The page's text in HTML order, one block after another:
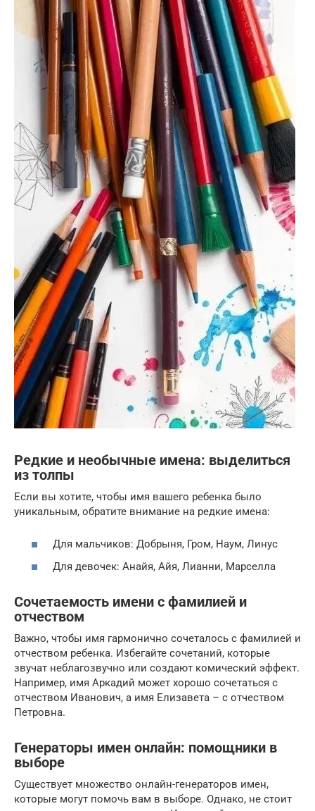
Редкие и необычные имена: выделиться
из толпы
Если вы хотите, чтобы имя вашего ребенка было
уникальным, обратите внимание на редкие имена:
Для мальчиков: Добрыня, Гром, Наум, Линус
Для девочек: Анайя, Айя, Лианни, Марселла
Сочетаемость имени с фамилией и
отчеством
Важно, чтобы имя гармонично сочеталось с фамилией и
отчеством ребенка. Избегайте сочетаний, которые
звучат неблагозвучно или создают комический эффект.
Например, имя Аркадий может хорошо сочетаться с
отчеством Иванович, а имя Елизавета – с отчеством
Петровна.
Генераторы имен онлайн: помощники в
выборе
Существует множество онлайн-генераторов имен,
которые могут помочь вам в выборе. Однако, не стоит